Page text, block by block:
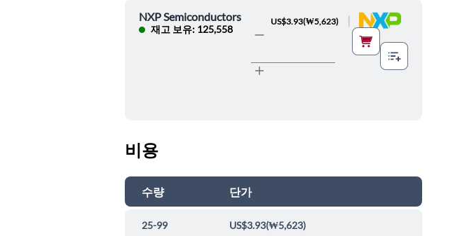
NXP Semiconductors
재고 보유: 125,558
US$3.93(₩5,623)
비용
수량 단가
25-99 US$3.93(₩5,623)